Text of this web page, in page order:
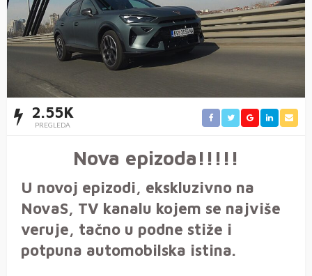
2.55K
PREGLEDA
Nova epizoda!!!!!
U novoj epizodi, ekskluzivno na
NovaS, TV kanalu kojem se najviše
veruje, tačno u podne stiže i
potpuna automobilska istina.